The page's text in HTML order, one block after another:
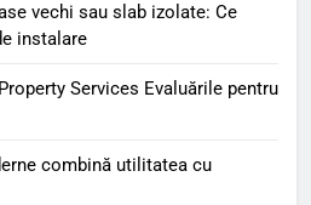
vechi sau slab izolate: Ce
instalare
Services Evaluările pentru
combină utilitatea cu